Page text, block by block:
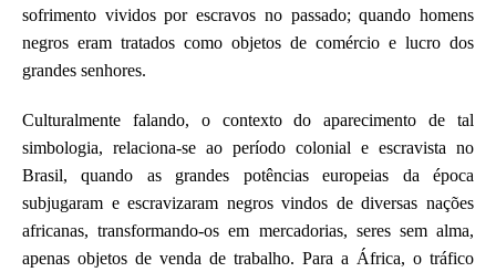
sofrimento vividos por escravos no passado; quando homens
negros eram tratados como objetos de comércio e lucro dos
grandes senhores.
Culturalmente falando, o contexto do aparecimento de tal
simbologia, relaciona-se ao período colonial e escravista no
Brasil, quando as grandes potências europeias da época
subjugaram e escravizaram negros vindos de diversas nações
africanas, transformando-os em mercadorias, seres sem alma,
apenas objetos de venda de trabalho. Para a África, o tráfico